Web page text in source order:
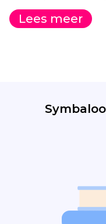
Lees meer